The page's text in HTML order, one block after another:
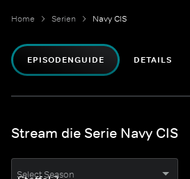
Home Serien Navy CIS
EPISODENGUIDE DETAILS
Stream die Serie Navy CIS
Select Season